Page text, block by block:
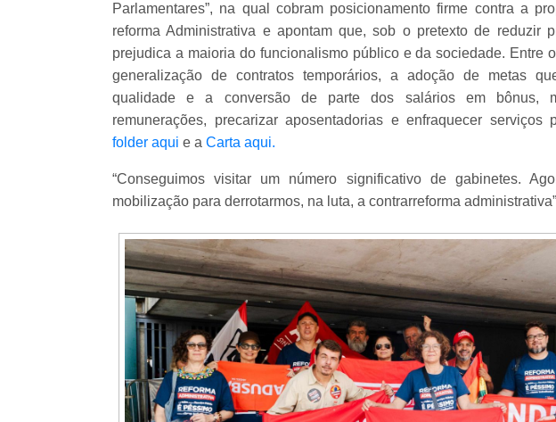
Parlamentares”, na qual cobram posicionamento firme contra a
reforma Administrativa e apontam que, sob o pretexto de reduzir
prejudica a maioria do funcionalismo público e da sociedade. Entre
generalização de contratos temporários, a adoção de metas
qualidade e a conversão de parte dos salários em bônus,
remunerações, precarizar aposentadorias e enfraquecer serviços
folder aqui e a Carta aqui.
“Conseguimos visitar um número significativo de gabinetes.
mobilização para derrotarmos, na luta, a contrarreforma